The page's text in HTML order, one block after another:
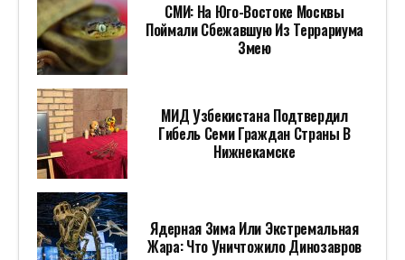
СМИ: На Юго-Востоке Москвы
Поймали Сбежавшую Из Террариума
Змею
МИД Узбекистана Подтвердил
Гибель Семи Граждан Страны В
Нижнекамске
Ядерная Зима Или Экстремальная
Жара: Что Уничтожило Динозавров